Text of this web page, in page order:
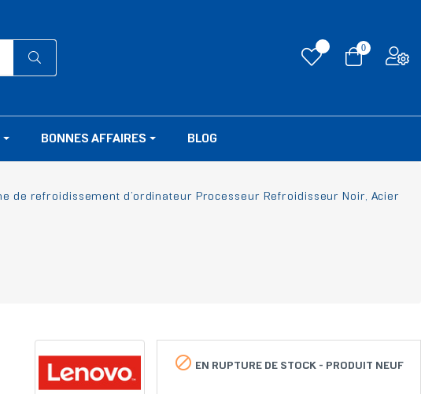
0
BONNES AFFAIRES BLOG
de refroidissement d’ordinateur Processeur Refroidisseur Noir, Acier
 EN RUPTURE DE STOCK - PRODUIT NEUF